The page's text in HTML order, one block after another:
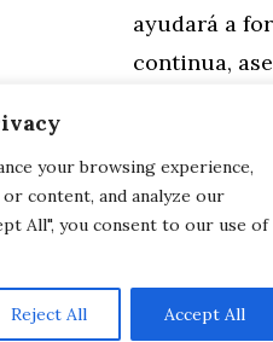
your browsing experience,
content, and analyze our
All", you consent to our use of
Reject All Accept All
ayudará a
continua,
Categorías
Familia,
Actividades